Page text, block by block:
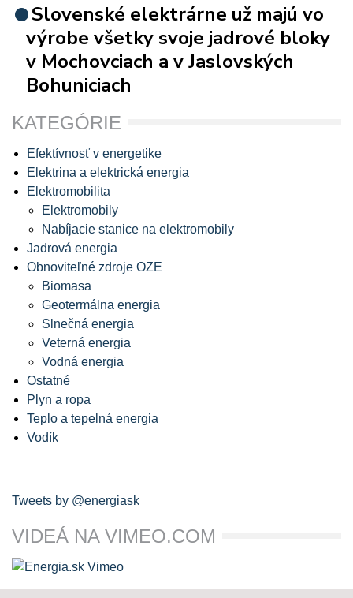
Slovenské elektrárne už majú vo
výrobe všetky svoje jadrové bloky
v Mochovciach a v Jaslovských
Bohuniciach
KATEGÓRIE
Efektívnosť v energetike
Elektrina a elektrická energia
Elektromobilita
Elektromobily
Nabíjacie stanice na elektromobily
Jadrová energia
Obnoviteľné zdroje OZE
Biomasa
Geotermálna energia
Slnečná energia
Veterná energia
Vodná energia
Ostatné
Plyn a ropa
Teplo a tepelná energia
Vodík
Tweets by @energiask
VIDEÁ NA VIMEO.COM